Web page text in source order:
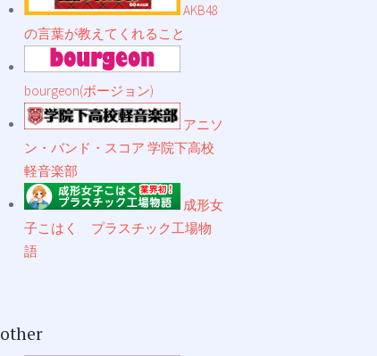
AKB48
の言葉が教えてくれること
bourgeon(ボージョン)
アニソ
ン・バンド・スコア 学院下高校
軽音楽部
成形女
子こはく プラスチック工場物
語
other